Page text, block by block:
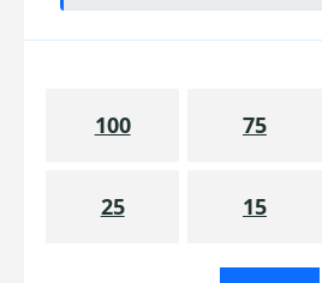
100 75
25 15